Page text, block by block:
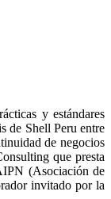
y estándares
de Shell Peru entre
de negocios
que presta
(Asociación de
invitado por la